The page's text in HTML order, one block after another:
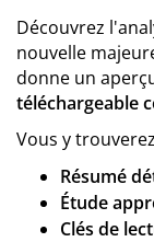
Découvrez
nouvelle
donne un
téléchargeable
Vous y
Résumé
Étude
Clés de